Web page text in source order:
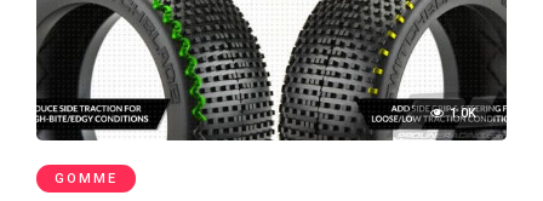
1.0K
GOMME